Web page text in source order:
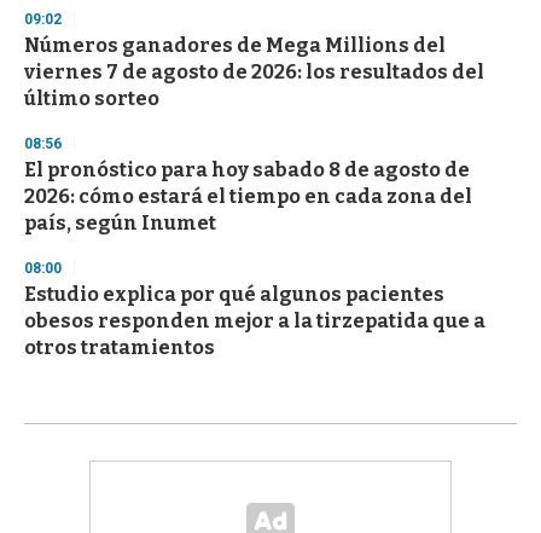
09:02
Números ganadores de Mega Millions del
viernes 7 de agosto de 2026: los resultados del
último sorteo
08:56
El pronóstico para hoy sabado 8 de agosto de
2026: cómo estará el tiempo en cada zona del
país, según Inumet
08:00
Estudio explica por qué algunos pacientes
obesos responden mejor a la tirzepatida que a
otros tratamientos